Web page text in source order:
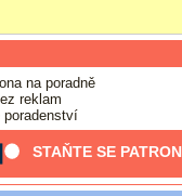
na poradně
reklam
poradenství
STAŇTE SE